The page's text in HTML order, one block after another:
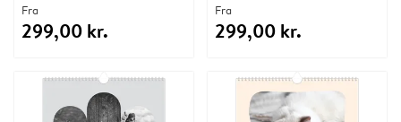
Fra
299,00 kr.
Fra
299,00 kr.